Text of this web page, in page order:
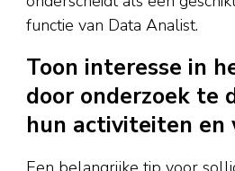
functie van Data Analist.
Toon interesse in
door onderzoek te
hun activiteiten en